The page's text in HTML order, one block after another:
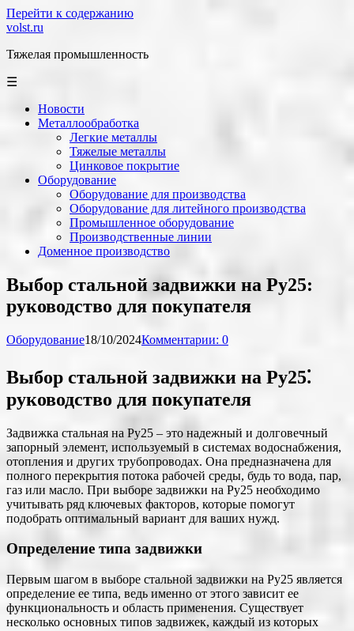
Перейти к содержанию
volst.ru
Тяжелая промышленность
☰
Новости
Металлообработка
Легкие металлы
Тяжелые металлы
Цинковое покрытие
Оборудование
Оборудование для производства
Оборудование для литейного производства
Промышленное оборудование
Производственные линии
Доменное производство
Выбор стальной задвижки на Ру25:
руководство для покупателя
Оборудование18/10/2024Комментарии: 0
Выбор стальной задвижки на Ру25⁚
руководство для покупателя
Задвижка стальная на Ру25 – это надежный и долговечный
запорный элемент, используемый в системах водоснабжения,
отопления и других трубопроводах. Она предназначена для
полного перекрытия потока рабочей среды, будь то вода, пар,
газ или масло. При выборе задвижки на Ру25 необходимо
учитывать ряд ключевых факторов, которые помогут
подобрать оптимальный вариант для ваших нужд.
Определение типа задвижки
Первым шагом в выборе стальной задвижки на Ру25 является
определение ее типа, ведь именно от этого зависит ее
функциональность и область применения. Существует
несколько основных типов задвижек, каждый из которых